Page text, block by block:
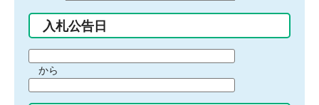
入札公告日
間
始
から
間